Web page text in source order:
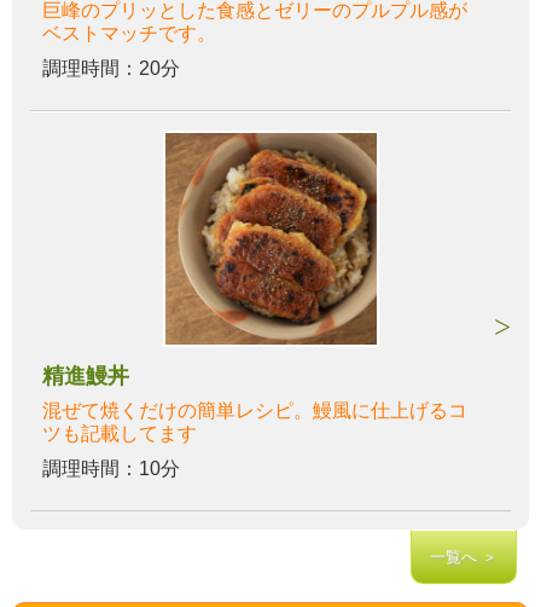
巨峰のプリッとした食感とゼリーのプルプル感が
ベストマッチです。
調理時間：20分
精進鰻丼
混ぜて焼くだけの簡単レシピ。鰻風に仕上げるコ
ツも記載してます
調理時間：10分
一覧へ ＞